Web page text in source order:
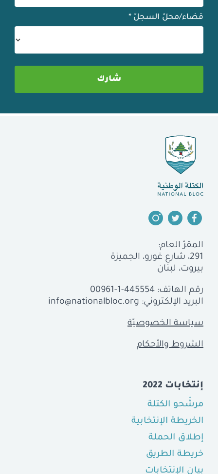
قضاء/محلّ السجلّ *
المقرّ العام:
291، شارع غورو، الجميزة
بيروت، لبنان
رقم الهاتف: 00961-1-445554
البريد الإلكتروني: info@nationalbloc.org
سياسة الخصوصيّة
الشروط والأحكام
إنتخابات 2022
مرشّحو الكتلة
الخريطة الإنتخابية
إطلاق الحملة
خريطة الطريق
بيان الإنتخابات